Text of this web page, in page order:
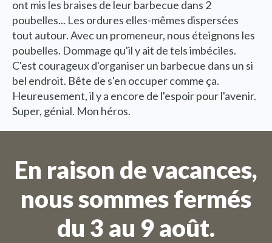
ont mis les braises de leur barbecue dans 2
poubelles... Les ordures elles-mêmes dispersées
tout autour. Avec un promeneur, nous éteignons les
poubelles. Dommage qu'il y ait de tels imbéciles.
C'est courageux d'organiser un barbecue dans un si
bel endroit. Bête de s'en occuper comme ça.
Heureusement, il y a encore de l'espoir pour l'avenir.
Super, génial. Mon héros.
En raison de vacances,
nous sommes fermés
du 3 au 9 août.
Les commandes ne sont pas
possibles pour la période du 27
juillet au 11 août.
En raison de la période de